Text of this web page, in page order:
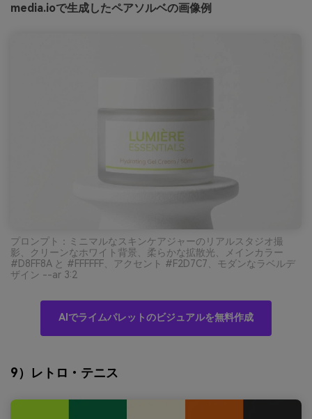
media.ioで生成したペアソルベの画像例
プロンプト：ミニマルなスキンケアジャーのリアルスタジオ撮
影、クリーンなホワイト背景、柔らかな拡散光、メインカラー
#D8FF8A と #FFFFFF、アクセント #F2D7C7、モダンなラベルデ
ザイン --ar 3:2
AIでライムパレットのビジュアルを無料作成
9）レトロ・テニス